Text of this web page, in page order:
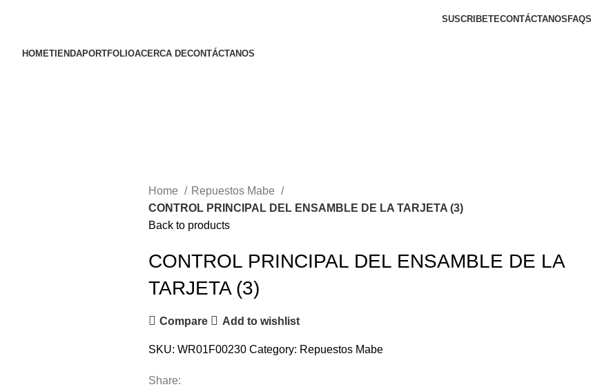
SUSCRIBETECONTÁCTANOS FAQS
HOMETIENDAPORTFOLIOACERCA DECONTÁCTANOS
Home
Repuestos Mabe
CONTROL PRINCIPAL DEL ENSAMBLE DE LA TARJETA (3)
Back to products
CONTROL PRINCIPAL DEL ENSAMBLE DE LA
TARJETA (3)
Compare Add to wishlist
SKU: WR01F00230 Category: Repuestos Mabe
Share: